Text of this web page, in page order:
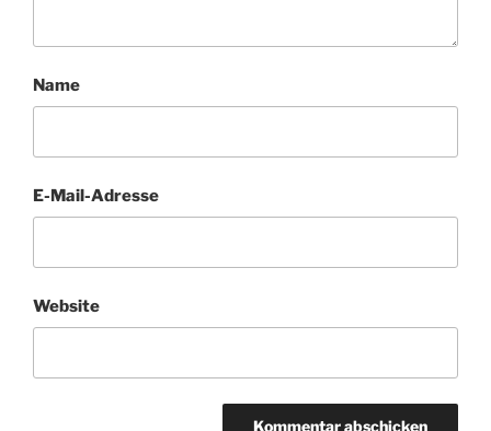
Name
E-Mail-Adresse
Website